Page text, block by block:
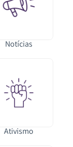
Notícias
Ativismo